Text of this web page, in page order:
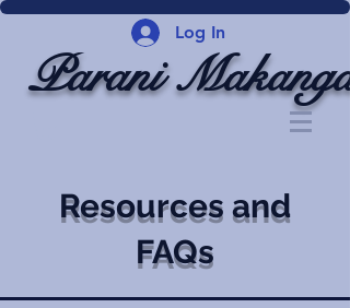
Log In
Parani Makanga
Resources and
FAQs